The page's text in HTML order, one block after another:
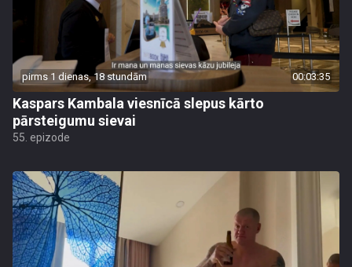
pirms 1 dienas, 18 stundām 00:03:35
Kaspars Kambala viesnīcā slepus kārto
pārsteigumu sievai
55. epizode